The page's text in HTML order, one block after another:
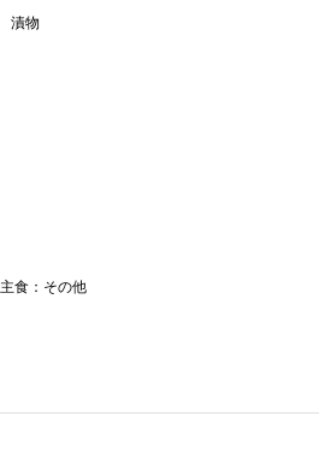
漬物
主食：その他